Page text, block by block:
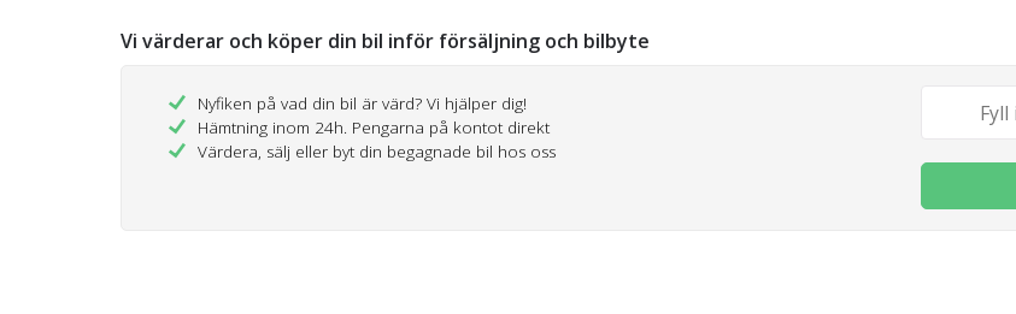
Vi värderar och köper din bil inför försäljning och bilbyte
Nyfiken på vad din bil är värd? Vi hjälper dig!
Hämtning inom 24h. Pengarna på kontot direkt
Värdera, sälj eller byt din begagnade bil hos oss